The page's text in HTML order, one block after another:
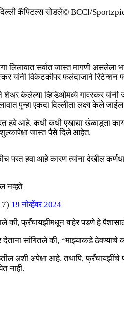
कॅपिटल्स सोडले© BCCI/
लिलावात सर्वात जास्त मागणी
यांनी विकेटकीपर फलंदाजाने
शेअर केलेल्या व्हिडिओमध्ये गावस्कर
पुन्हा एकदा दिल्लीला लक्ष्य केले
हवे आहे. कधी कधी एखाद्या खेळाडूला
जास्त पैसे दिले आहेत.
परत हवा आहे कारण त्यांना देखील
नव्हते
19 नोव्हेंबर 2024
की, फ्रँचायझीमधून बाहेर पडणे हे
सांगितले की, “माझ्याकडे ठेवण्याचे
अशी अपेक्षा आहे. तथापि,
नाही.